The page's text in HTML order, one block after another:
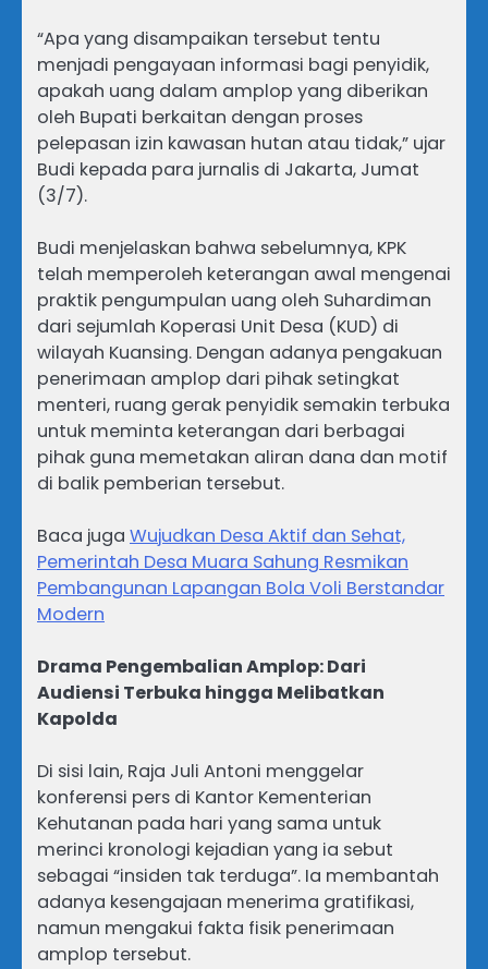
“Apa yang disampaikan tersebut tentu
menjadi pengayaan informasi bagi penyidik,
apakah uang dalam amplop yang diberikan
oleh Bupati berkaitan dengan proses
pelepasan izin kawasan hutan atau tidak,” ujar
Budi kepada para jurnalis di Jakarta, Jumat
(3/7).
Budi menjelaskan bahwa sebelumnya, KPK
telah memperoleh keterangan awal mengenai
praktik pengumpulan uang oleh Suhardiman
dari sejumlah Koperasi Unit Desa (KUD) di
wilayah Kuansing. Dengan adanya pengakuan
penerimaan amplop dari pihak setingkat
menteri, ruang gerak penyidik semakin terbuka
untuk meminta keterangan dari berbagai
pihak guna memetakan aliran dana dan motif
di balik pemberian tersebut.
Baca juga Wujudkan Desa Aktif dan Sehat,
Pemerintah Desa Muara Sahung Resmikan
Pembangunan Lapangan Bola Voli Berstandar
Modern
Drama Pengembalian Amplop: Dari
Audiensi Terbuka hingga Melibatkan
Kapolda
Di sisi lain, Raja Juli Antoni menggelar
konferensi pers di Kantor Kementerian
Kehutanan pada hari yang sama untuk
merinci kronologi kejadian yang ia sebut
sebagai “insiden tak terduga”. Ia membantah
adanya kesengajaan menerima gratifikasi,
namun mengakui fakta fisik penerimaan
amplop tersebut.